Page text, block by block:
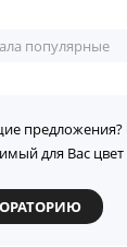
популярные
предложения?
для Вас цвет